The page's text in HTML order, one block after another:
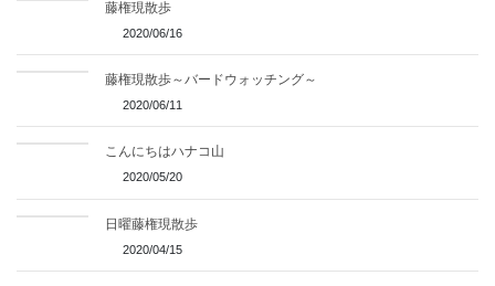
藤権現散歩
2020/06/16
藤権現散歩～バードウォッチング～
2020/06/11
こんにちはハナコ山
2020/05/20
日曜藤権現散歩
2020/04/15